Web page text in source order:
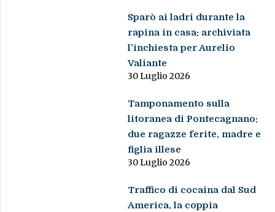
Sparò ai ladri durante la
rapina in casa: archiviata
l’inchiesta per Aurelio
Valiante
30 Luglio 2026
Tamponamento sulla
litoranea di Pontecagnano:
due ragazze ferite, madre e
figlia illese
30 Luglio 2026
Traffico di cocaina dal Sud
America, la coppia